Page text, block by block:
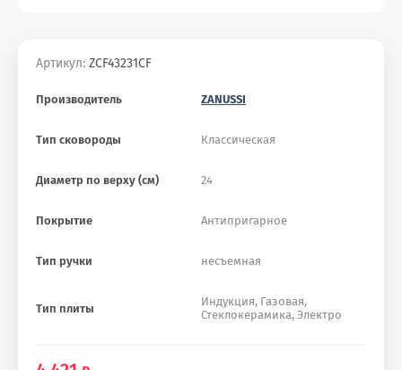
Артикул: ZCF43231CF
Производитель ZANUSSI
Тип сковороды Классическая
Диаметр по верху (см) 24
Покрытие Антипригарное
Тип ручки несъемная
Тип плиты
Индукция, Газовая,
Стеклокерамика, Электро